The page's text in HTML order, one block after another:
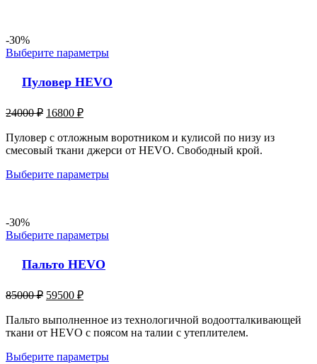
-30%
Выберите параметры
Пуловер HEVO
24000₽ 16800 ₽
Пуловер с отложным воротником и кулисой по низу из
смесовый ткани джерси от HEVO. Свободный крой.
Выберите параметры
-30%
Выберите параметры
Пальто HEVO
85000₽ 59500 ₽
Пальто выполненное из технологичной водоотталкивающей
ткани от HEVO с поясом на талии с утеплителем.
Выберите параметры